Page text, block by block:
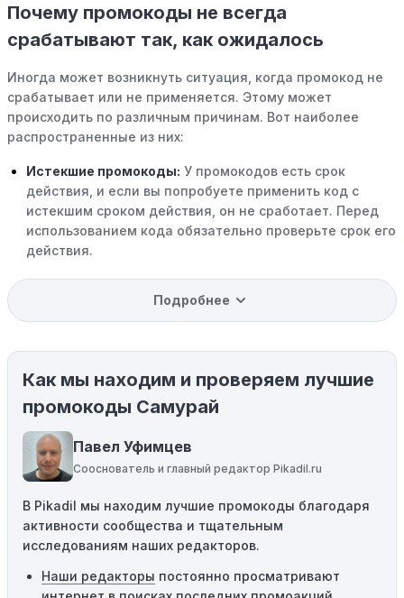
Почему промокоды не всегда
срабатывают так, как ожидалось
Иногда может возникнуть ситуация, когда промокод не
срабатывает или не применяется. Этому может
происходить по различным причинам. Вот наиболее
распространенные из них:
Истекшие промокоды: У промокодов есть срок
действия, и если вы попробуете применить код с
истекшим сроком действия, он не сработает. Перед
использованием кода обязательно проверьте срок его
действия.
Уже со скидкой:В некоторых случаях интересующий
вас товар может быть уже со скидкой. Некоторые
магазины предлагают скидки и акции напрямую, без
Ограничения на использование промокода:
Некоторые промокоды распространяются только на
определенные товары, бренды или категории. Если вы
пытаетесь применить код к товару, не
соответствующему критериям, он не сработает.
промокоды требуют соблюдения минимального
порога покупки, чтобы получить право на скидку. Если
сумма в корзине не соответствует указанному порогу,
код не сработает.
Подробнее
Как мы находим и проверяем лучшие
промокоды Самурай
Павел Уфимцев
Сооснователь и главный редактор Pikadil.ru
В Pikadil мы находим лучшие промокоды благодаря
активности сообщества и тщательным
исследованиям наших редакторов.
Наши редакторы постоянно просматривают